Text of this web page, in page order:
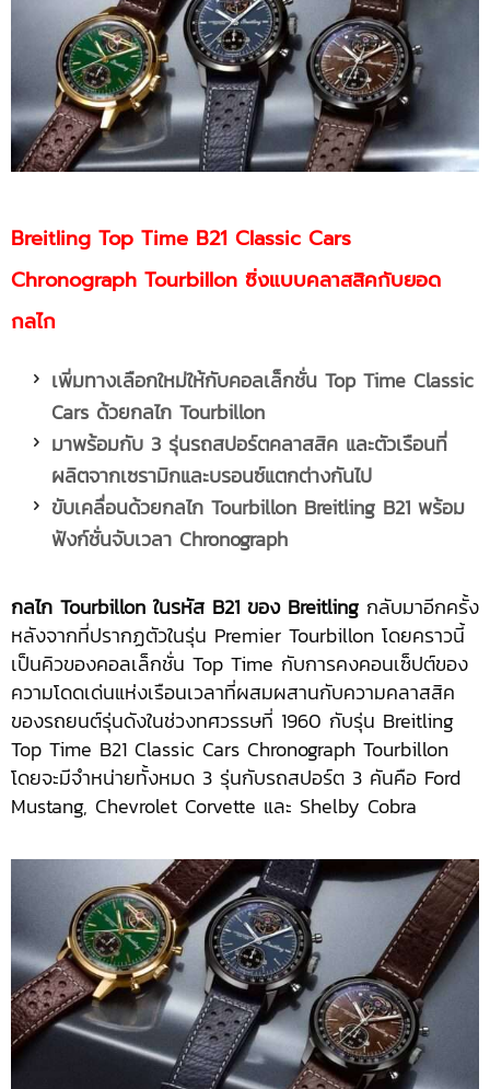
Breitling Top Time B21 Classic Cars
Chronograph Tourbillon ซิ่งแบบคลาสสิคกับยอด
กลไก
เพิ่มทางเลือกใหม่ให้กับคอลเล็กชั่น Top Time Classic
Cars ด้วยกลไก Tourbillon
มาพร้อมกับ 3 รุ่นรถสปอร์ตคลาสสิค และตัวเรือนที่
ผลิตจากเซรามิกและบรอนซ์แตกต่างกันไป
ขับเคลื่อนด้วยกลไก Tourbillon Breitling B21 พร้อม
ฟังก์ชั่นจับเวลา Chronograph
กลไก Tourbillon ในรหัส B21 ของ Breitling กลับมาอีกครั้ง
หลังจากที่ปรากฏตัวในรุ่น Premier Tourbillon โดยคราวนี้
เป็นคิวของคอลเล็กชั่น Top Time กับการคงคอนเซ็ปต์ของ
ความโดดเด่นแห่งเรือนเวลาที่ผสมผสานกับความคลาสสิค
ของรถยนต์รุ่นดังในช่วงทศวรรษที่ 1960 กับรุ่น Breitling
Top Time B21 Classic Cars Chronograph Tourbillon
โดยจะมีจำหน่ายทั้งหมด 3 รุ่นกับรถสปอร์ต 3 คันคือ Ford
Mustang, Chevrolet Corvette และ Shelby Cobra